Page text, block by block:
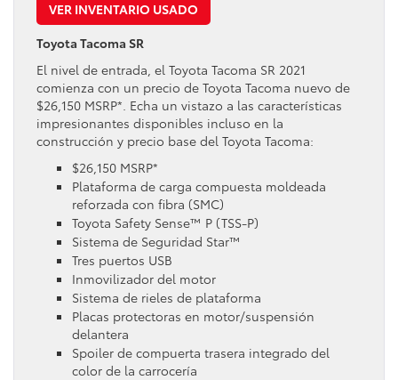
VER INVENTARIO USADO
Toyota Tacoma SR
El nivel de entrada, el Toyota Tacoma SR 2021
comienza con un precio de Toyota Tacoma nuevo de
$26,150 MSRP*. Echa un vistazo a las características
impresionantes disponibles incluso en la
construcción y precio base del Toyota Tacoma:
$26,150 MSRP*
Plataforma de carga compuesta moldeada
reforzada con fibra (SMC)
Toyota Safety Sense™ P (TSS-P)
Sistema de Seguridad Star™
Tres puertos USB
Inmovilizador del motor
Sistema de rieles de plataforma
Placas protectoras en motor/suspensión
delantera
Spoiler de compuerta trasera integrado del
color de la carrocería